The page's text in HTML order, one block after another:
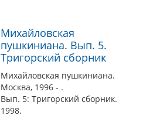
Михайловская
пушкиниана. Вып. 5.
Тригорский сборник
Михайловская пушкиниана.
Москва, 1996 - .
Вып. 5: Тригорский сборник.
1998.